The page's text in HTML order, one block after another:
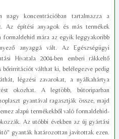
nagy koncentrációban tartalmazza a
Az építési anyagok és más termékek
formaldehid mára az egyik leggyakoribb
anyaggá vált. Az Egészségügyi
Hivatala 2004-ben emberi rákkeltő
bőrirritációt válthat ki, belélegezve pedig
légzési zavarokat, a nyálkahártya
okozhat. A legtöbb, bútoriparban
gyantával ragasztják össze, majd
alapú termékekből való formaldehid-
Az utóbbi években az új gyártási
gyanták határozottan javítottak ezen.